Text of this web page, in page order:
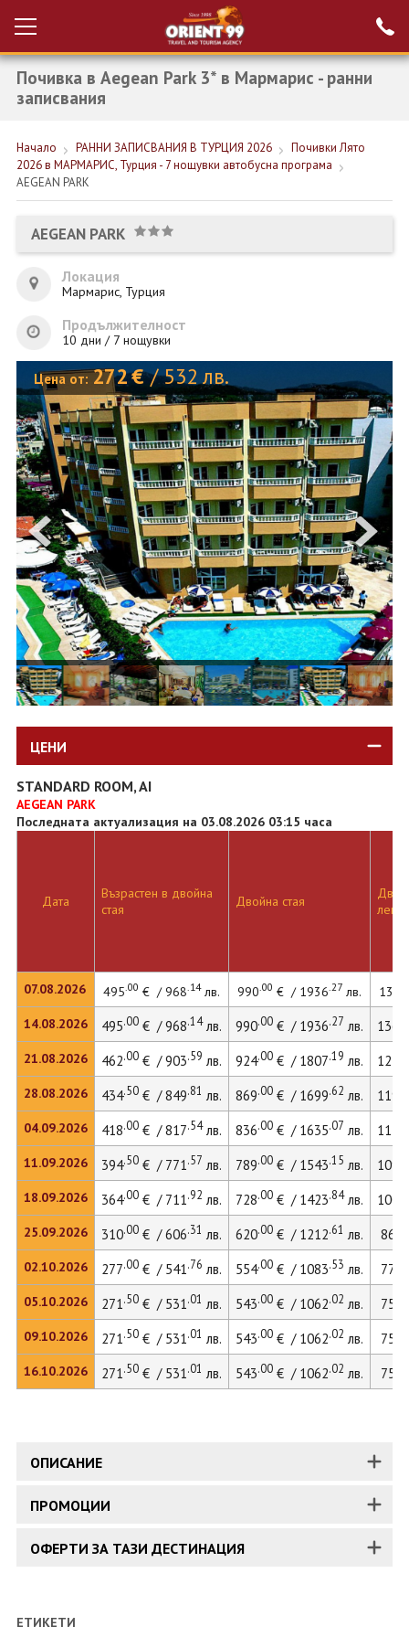
Вход за агенти
Проверка на
резервация
НОВА ГОДИНА ТУРЦИЯ
НОВА ГОДИНА
ПОЧИВКИ
КРУИЗИ
ЕКЗОТИКА
ОЩЕ
ЗА НАС
КОНТАКТИ
ФИРМЕНИ ДОКУМЕНТИ
0700 144 34 Запитване
ПОСЛЕДВАЙТЕ НИ
Почивка в Aegean Park 3* в Мармарис - ранни
записвания
Начало РАННИ ЗАПИСВАНИЯ В ТУРЦИЯ 2026
Почивки Лято
2026 в МАРМАРИС, Турция - 7 нощувки автобусна програма
AEGEAN PARK
AEGEAN PARK
Локация
Мармарис, Турция
Продължителност
10 дни / 7 нощувки
Цена от: 272€ / 532 лв.
ЦЕНИ
STANDARD ROOM, AI
AEGEAN PARK
Последната актуализация на 03.08.2026 03:15 часа
Дата
07.08.2026
14.08.2026
21.08.2026
28.08.2026
04.09.2026
11.09.2026
18.09.2026
25.09.2026
02.10.2026
05.10.2026
09.10.2026
16.10.2026
Възрастен в двойна
стая
Двойна стая
легло
495.00 € / 968.14лв. 990.00 € / 1936.27 лв. 1362
495.00€ / 968.14лв. 990.00€ / 1936.27 лв. 1362
462.00€ / 903.59 лв. 924.00€ / 1807.19 лв. 1273
434.50€ / 849.81 лв. 869.00€ / 1699.62 лв. 1199
418.00€ / 817.54лв. 836.00€ / 1635.07 лв. 1154
394.50€ / 771.57 лв. 789.00€ / 1543.15 лв. 1092
364.00€ / 711.92 лв. 728.00€ / 1423.84лв. 1009
310.00€ / 606.31 лв. 620.00€ / 1212.61 лв. 863
277.00€ / 541.76 лв. 554.00€ / 1083.53 лв. 774
271.50€ / 531.01 лв. 543.00€ / 1062.02 лв. 759
271.50€ / 531.01 лв. 543.00€ / 1062.02 лв. 759
271.50€ / 531.01 лв. 543.00€ / 1062.02 лв. 759
ОПИСАНИЕ
ПРОМОЦИИ
ОФЕРТИ ЗА ТАЗИ ДЕСТИНАЦИЯ
ЕТИКЕТИ